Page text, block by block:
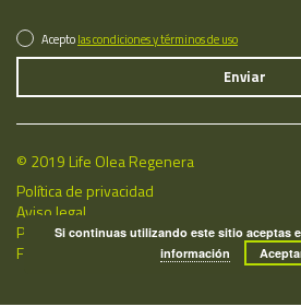
Aceptolas condiciones y términos de uso
© 2019 Life Olea Regenera
Política de privacidad
Aviso legal
Política de cookies
Fecha de última actualización: 08/08/2026
Si continuas utilizando este sitio aceptas
información